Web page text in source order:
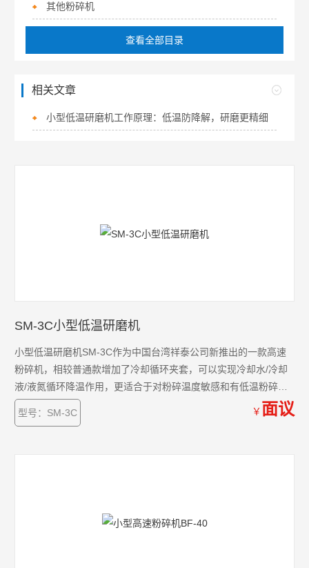
其他粉碎机
查看全部目录
相关文章
小型低温研磨机工作原理：低温防降解，研磨更精细
SM-3C小型低温研磨机
小型低温研磨机SM-3C作为中国台湾祥泰公司新推出的一款高速
粉碎机，相较普通款增加了冷却循环夹套，可以实现冷却水/冷却
液/液氮循环降温作用，更适合于对粉碎温度敏感和有低温粉碎要
求的原料。SM-3系列小型粉碎机是一款实验室常用粉碎设备，该
机适用于干燥的食品，药品，土壤，谷物，矿石，陶瓷等物料的
型号：SM-3C ￥ 面议